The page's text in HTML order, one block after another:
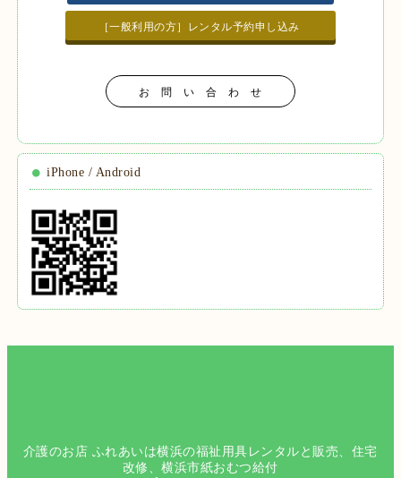
［一般利用の方］レンタル予約申し込み
お 問 い 合 わ せ
iPhone / Android
介護のお店 ふれあいは横浜の福祉用具レンタルと販売、住宅
改修、横浜市紙おむつ給付